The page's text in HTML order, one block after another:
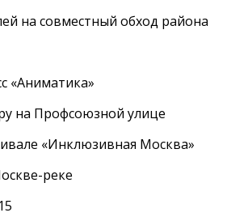
на совместный обход района
«Аниматика»
на Профсоюзной улице
«Инклюзивная Москва»
реке